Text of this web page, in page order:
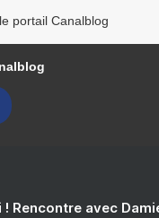
portail Canalblog
Rencontre avec